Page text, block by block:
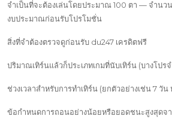
จำเป็นที่จะต้องเล่นโดยประมาณ 100 ตา — จำนว
งบประมาณก่อนรับโปรโมชั่น
สิ่งที่จำต้องตรวจดูก่อนรับ du247 เครดิตฟรี
ปริมาณเทิร์นแล้วก็ประเภทเกมที่นับเทิร์น (บางโปร
ช่วงเวลาสำหรับการทำเทิร์น (ยกตัวอย่างเช่น 7 วัน
ข้อกำหนดการถอนอย่างน้อยหรือยอดชนะสูงสุดจ